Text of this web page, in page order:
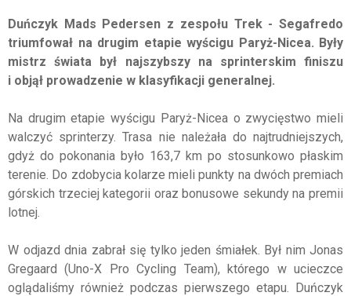
Duńczyk Mads Pedersen z zespołu Trek - Segafredo
triumfował na drugim etapie wyścigu Paryż-Nicea. Były
mistrz świata był najszybszy na sprinterskim finiszu
i objął prowadzenie w klasyfikacji generalnej.
Na drugim etapie wyścigu Paryż-Nicea o zwycięstwo mieli
walczyć sprinterzy. Trasa nie należała do najtrudniejszych,
gdyż do pokonania było 163,7 km po stosunkowo płaskim
terenie. Do zdobycia kolarze mieli punkty na dwóch premiach
górskich trzeciej kategorii oraz bonusowe sekundy na premii
lotnej.
W odjazd dnia zabrał się tylko jeden śmiałek. Był nim Jonas
Gregaard (Uno-X Pro Cycling Team), którego w ucieczce
oglądaliśmy również podczas pierwszego etapu. Duńczyk